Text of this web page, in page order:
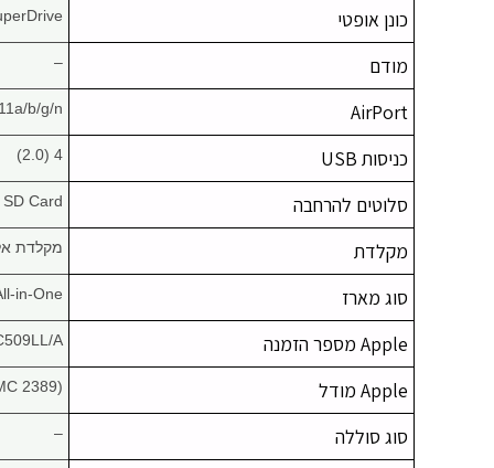
כונן אופטי
מודם –
AirPort
b/g/n
כניסות USB 4 (2.0)
סלוטים להרחבה SD Card
מקלדת מקלדת
סוג מארז in-One
Apple מספר הזמנה A
Apple מודל 2389)
סוג סוללה –